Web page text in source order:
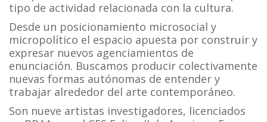
tipo de actividad relacionada con la cultura.
Desde un posicionamiento microsocial y
micropolítico el espacio apuesta por construir y
expresar nuevos agenciamientos de
enunciación. Buscamos producir colectivamente
nuevas formas autónomas de entender y
trabajar alrededor del arte contemporáneo.
Son nueve artistas investigadores, licenciados